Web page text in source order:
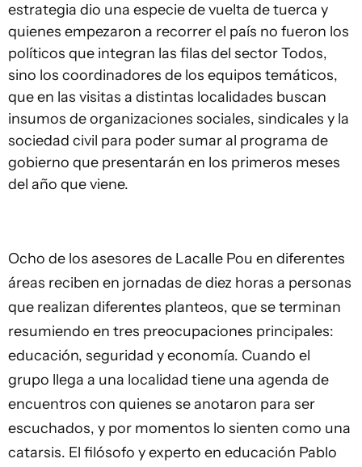
estrategia dio una especie de vuelta de tuerca y
quienes empezaron a recorrer el país no fueron los
políticos que integran las filas del sector Todos,
sino los coordinadores de los equipos temáticos,
que en las visitas a distintas localidades buscan
insumos de organizaciones sociales, sindicales y la
sociedad civil para poder sumar al programa de
gobierno que presentarán en los primeros meses
del año que viene.
Ocho de los asesores de Lacalle Pou en diferentes
áreas reciben en jornadas de diez horas a personas
que realizan diferentes planteos, que se terminan
resumiendo en tres preocupaciones principales:
educación, seguridad y economía. Cuando el
grupo llega a una localidad tiene una agenda de
encuentros con quienes se anotaron para ser
escuchados, y por momentos lo sienten como una
catarsis. El filósofo y experto en educación Pablo